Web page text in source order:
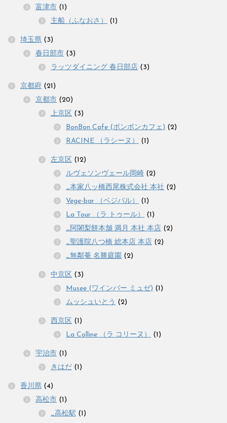
富津市 (1)
主船（ふなおさ）
(1)
埼玉県 (3)
春日部市 (3)
ラッツダイニング 春日部店 (3)
京都府 (21)
京都市 (20)
上京区 (3)
BonBon Cafe (ボンボンカフェ) (2)
RACINE （ラシーヌ）
(1)
左京区 (12)
ルヴェソンヴェール岡崎 (2)
_本家八ッ橋西尾株式会社 本社 (2)
Vege-bar （ベジバル）
(1)
La Tour （ラ トゥール）
(1)
_阿闍梨餅本舗 満月 本社 本店 (2)
_聖護院八つ橋 総本店 本店 (2)
_無鄰菴 名勝庭園 (2)
中京区 (3)
Musee (ワインバー ミュゼ) (1)
ムッシュいとう (2)
西京区 (1)
La Colline （ラ コリーヌ）
(1)
宇治市 (1)
きはだ (1)
香川県 (4)
高松市 (1)
_高松駅 (1)